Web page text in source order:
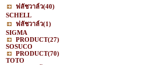
ฟลัชวาล์ว(40)
SCHELL
ฟลัชวาล์ว(1)
SIGMA
PRODUCT(27)
SOSUCO
PRODUCT(70)
TOTO